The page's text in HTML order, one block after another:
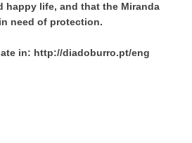
happy life, and that the Miranda
need of protection.
in: http://diadoburro.pt/eng